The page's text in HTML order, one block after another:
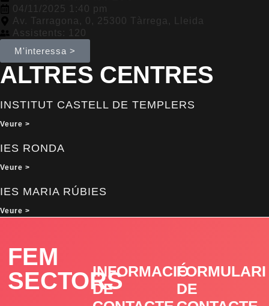
04/11/2025 1:40 pm
Av. Tarragona, 0, 25300 Tàrrega, Lleida
Assistents: 120
M'interessa >
ALTRES CENTRES
INSTITUT CASTELL DE TEMPLERS
Veure >
IES RONDA
Veure >
IES MARIA RÚBIES
Veure >
FEM
SECTORSINFORMACIÓ
DE
FORMULARI
DE